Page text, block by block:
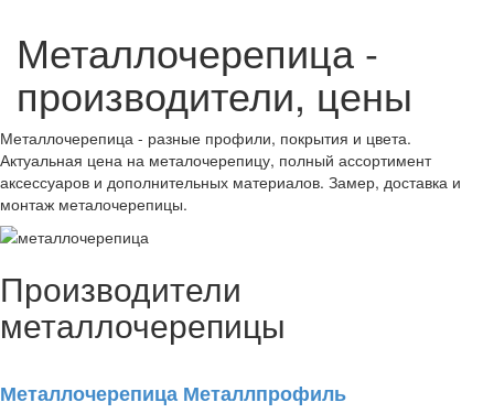
Металлочерепица -
производители, цены
Металлочерепица - разные профили, покрытия и цвета.
Актуальная цена на металочерепицу, полный ассортимент
аксессуаров и дополнительных материалов. Замер, доставка и
монтаж металочерепицы.
Производители
металлочерепицы
Металлочерепица Металлпрофиль